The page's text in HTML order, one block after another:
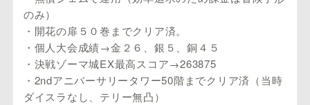
のみ）
・開花の扉５０巻までクリア済。
・個人大会成績→金２６、銀５、銅４５
・決戦ゾーマ城EX最高スコア→263875
・2ndアニバーサリータワー50階までクリア済（当時
ダイスラなし、テリー無凸）